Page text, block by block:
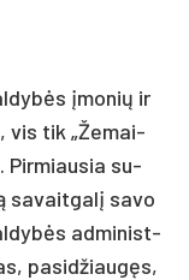
įmo­nių ir
vis tik „Že­mai­
Pir­miau­sia su­
sa­vait­galį sa­vo
ad­mi­nist­
pa­si­džiaugęs,